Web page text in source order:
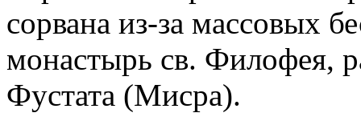
сорвана из-за массовых
монастырь св. Филофея,
Фустата (Мисра).